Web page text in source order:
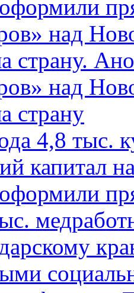
оформили
над
страну.
над
страну
4,8 тыс.
капитал
оформили